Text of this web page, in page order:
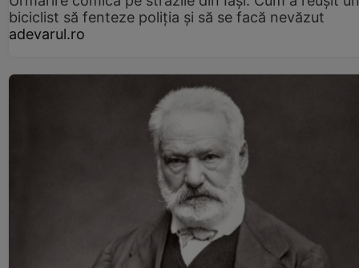
biciclist să fenteze poliția și să se facă nevăzut
adevarul.ro